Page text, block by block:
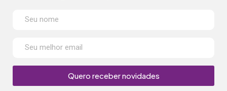
Quero receber novidades